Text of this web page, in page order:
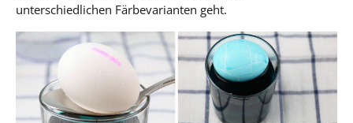
unterschiedlichen Färbevarianten geht.